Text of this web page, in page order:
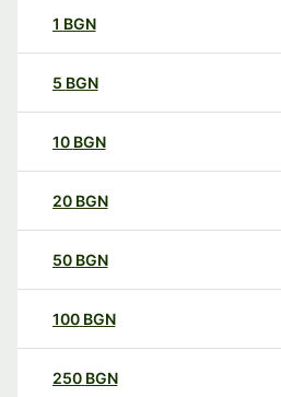
1 BGN
5 BGN
10 BGN
20 BGN
50 BGN
100 BGN
250 BGN